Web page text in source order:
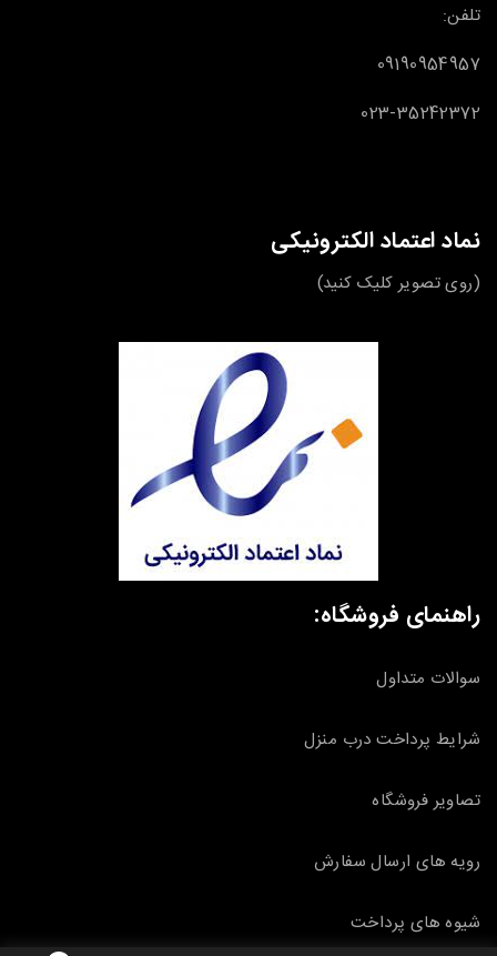
تلفن:
09190954957
023-35242372
نماد اعتماد الکترونیکی
(روی تصویر کلیک کنید)
راهنمای فروشگاه:
سوالات متداول
شرایط پرداخت درب منزل
تصاویر فروشگاه
رویه های ارسال سفارش
شیوه های پرداخت